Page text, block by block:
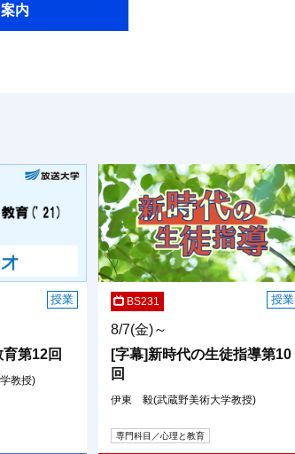
内
授業
第12回
教授)
BS231 授業
8/7(金)～
[字幕]新時代の生徒指導第10
回
伊東 毅(武蔵野美術大学教授)
専門科目／心理と教育